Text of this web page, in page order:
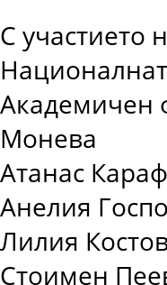
С участието
Академичен
Монева
Атанас
Анелия
Лилия
Стоимен